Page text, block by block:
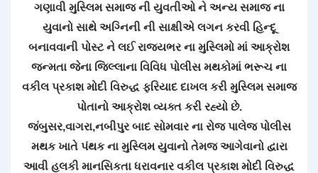
ગણાવી મુસ્લિમ સમાજ ની યુવતીઓ ને અન્ય સમાજ ના
યુવાનો સાથે અગ્નિની ની સાક્ષીએ લગન કરવી હિન્દૂ
બનાવવાની પોસ્ટ ને લઈ રાજ્યભર ના મુસ્લિમો માં આક્રોશ
જન્મતા જેના જિલ્લાના વિવિધ પોલીસ મથકોમાં ભરૂચ ના
વકીલ પ્રકાશ મોદી વિરુદ્ધ ફરિયાદ દાખલ કરી મુસ્લિમ સમાજ
પોતાનો આક્રોશ વ્યક્ત કરી રહ્યો છે.
જંબુસર,વાગરા,નબીપુર બાદ સોમવાર ના રોજ પાલેજ પોલીસ
મથક ખાતે પંથક ના મુસ્લિમ યુવાનો તેમજ આગેવાનો દ્વારા
આવી હલકી માનસિકતા ધરાવનાર વકીલ પ્રકાશ મોદી વિરુદ્ધ